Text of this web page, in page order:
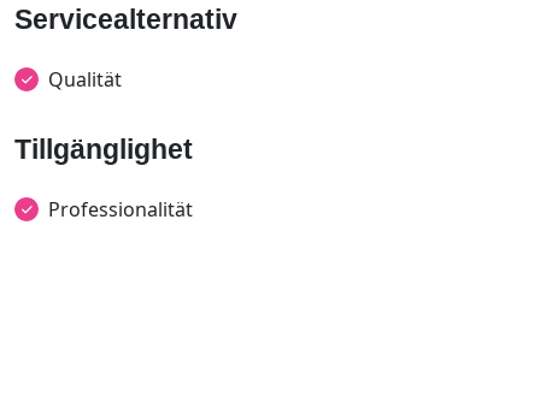
Servicealternativ
Qualität
Tillgänglighet
Professionalität